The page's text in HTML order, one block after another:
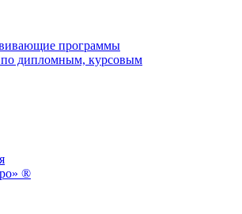
программы
по дипломным, курсовым
®